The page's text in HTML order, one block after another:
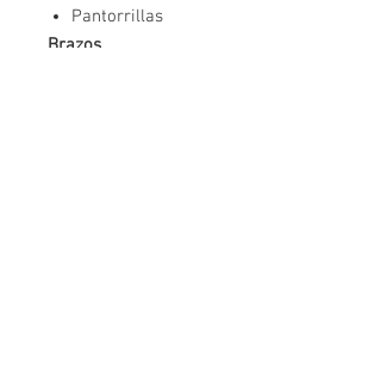
Pantorrillas
Brazos